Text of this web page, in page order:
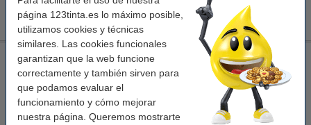
página 123tinta.es lo máximo posible,
utilizamos cookies y técnicas
similares. Las cookies funcionales
garantizan que la web funcione
correctamente y también sirven para
que podamos evaluar el
funcionamiento y cómo mejorar
nuestra página. Queremos mostrarte
9,50 €
TP-Link TL-SG1048 Conmutador de red
TP-Link conmutador no administrado
negro
220 x 440 x 44 mm (LxAnxAl)
Ver características y descripción